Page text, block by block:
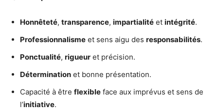
Honnêteté, transparence, impartialité et intégrité.
Professionnalisme et sens aigu des responsabilités.
Ponctualité, rigueur et précision.
Détermination et bonne présentation.
Capacité à être flexible face aux imprévus et sens de
l’initiative.